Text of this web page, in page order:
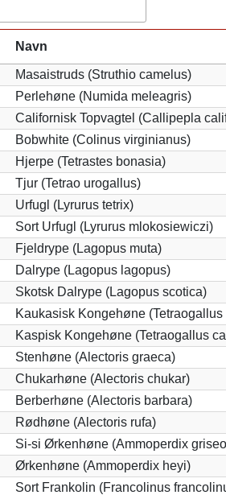
Navn
Masaistruds (Struthio camelus)
Perlehøne (Numida meleagris)
Californisk Topvagtel (Callipepla
Bobwhite (Colinus virginianus)
Hjerpe (Tetrastes bonasia)
Tjur (Tetrao urogallus)
Urfugl (Lyrurus tetrix)
Sort Urfugl (Lyrurus mlokosiewiczi)
Fjeldrype (Lagopus muta)
Dalrype (Lagopus lagopus)
Skotsk Dalrype (Lagopus scotica)
Kaukasisk Kongehøne
Kaspisk Kongehøne (Tetraogallus
Stenhøne (Alectoris graeca)
Chukarhøne (Alectoris chukar)
Berberhøne (Alectoris barbara)
Rødhøne (Alectoris rufa)
Si-si Ørkenhøne (Ammoperdix
Ørkenhøne (Ammoperdix heyi)
Sort Frankolin (Francolinus